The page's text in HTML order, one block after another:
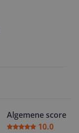
Algemene score
10.0